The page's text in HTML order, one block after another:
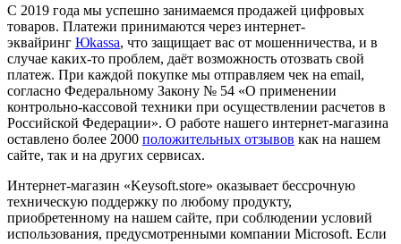
С 2019 года мы успешно занимаемся продажей цифровых
товаров. Платежи принимаются через интернет-
эквайринг Юkassa, что защищает вас от мошенничества, и в
случае каких-то проблем, даёт возможность отозвать свой
платеж. При каждой покупке мы отправляем чек на email,
согласно Федеральному Закону № 54 «О применении
контрольно-кассовой техники при осуществлении расчетов в
Российской Федерации». О работе нашего интернет-магазина
оставлено более 2000 положительных отзывов как на нашем
сайте, так и на других сервисах.
Интернет-магазин «Keysoft.store» оказывает бессрочную
техническую поддержку по любому продукту,
приобретенному на нашем сайте, при соблюдении условий
использования, предусмотренными компании Microsoft. Если